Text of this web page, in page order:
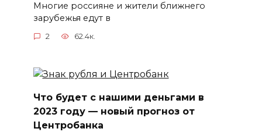
Многие россияне и жители ближнего
зарубежья едут в
2 62.4к.
Что будет с нашими деньгами в
2023 году — новый прогноз от
Центробанка